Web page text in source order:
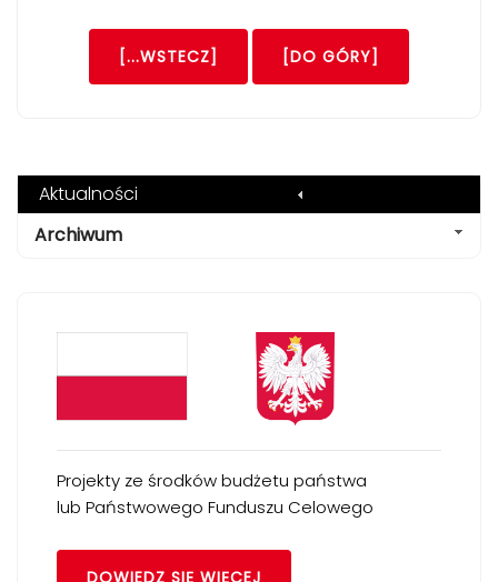
[...WSTECZ] [DO GÓRY]
Aktualności
Archiwum
Projekty ze środków budżetu państwa
lub Państwowego Funduszu Celowego
DOWIEDZ SIĘ WIĘCEJ